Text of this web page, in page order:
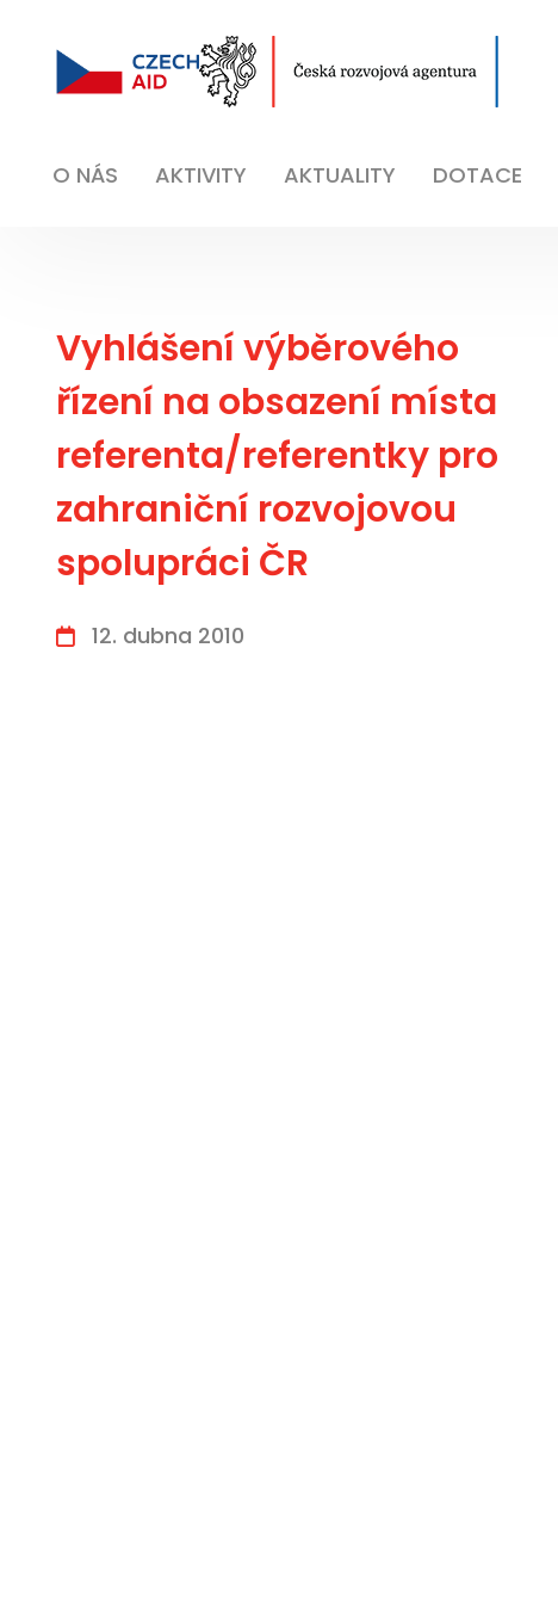
O NÁS AKTIVITY AKTUALITY DOTACE
Vyhlášení výběrového
řízení na obsazení místa
referenta/referentky pro
zahraniční rozvojovou
spolupráci ČR
12. dubna 2010